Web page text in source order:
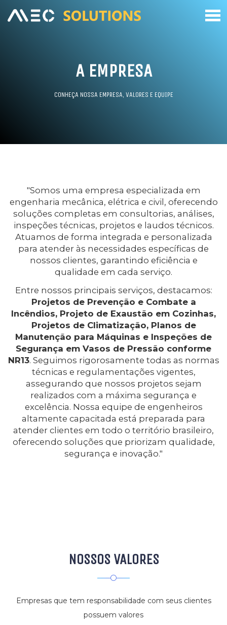
A EMPRESA
CONHEÇA NOSSA EMPRESA, VALORES E EQUIPE
"Somos uma empresa especializada em
engenharia mecânica, elétrica e civil, oferecendo
soluções completas em consultorias, análises,
inspeções técnicas, projetos e laudos técnicos.
Atuamos de forma integrada e personalizada
para atender às necessidades específicas de
nossos clientes, garantindo eficiência e
qualidade em cada serviço.
Entre nossos principais serviços, destacamos:
Projetos de Prevenção e Combate a
Incêndios, Projeto de Exaustão em Cozinhas,
Projetos de Climatização, Planos de
Manutenção para Máquinas e Inspeções de
Segurança em Vasos de Pressão conforme
NR13. Seguimos rigorosamente todas as normas
técnicas e regulamentações vigentes,
assegurando que nossos projetos sejam
realizados com a máxima segurança e
excelência. Nossa equipe de engenheiros
altamente capacitada está preparada para
atender clientes em todo o território brasileiro,
oferecendo soluções que priorizam qualidade,
segurança e inovação."
NOSSOS VALORES
Empresas que tem responsabilidade com seus clientes
possuem valores